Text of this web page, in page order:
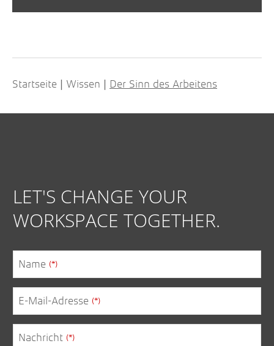
Startseite Wissen Der Sinn des Arbeitens
LET'S CHANGE YOUR
WORKSPACE TOGETHER.
Name (*)
E-Mail-Adresse (*)
Nachricht (*)